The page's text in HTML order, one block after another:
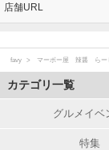
店舗URL
favy マーボー屋 辣醤 らー
カテゴリ一覧
グルメイベ
特集